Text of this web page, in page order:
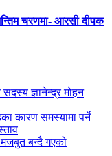
चरणमा- आरसी दीपक
ज्ञानेन्द्र मोहन
कारण समस्यामा पर्ने
बन्दै गएको